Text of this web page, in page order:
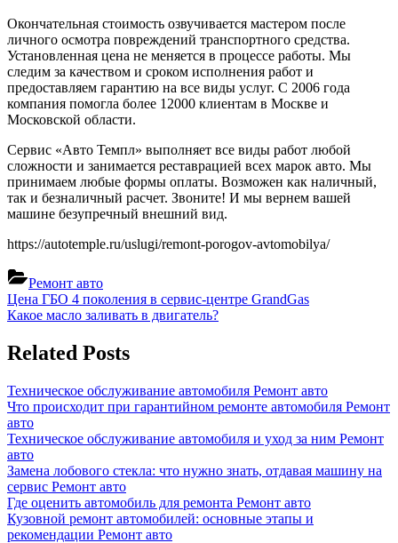
Окончательная стоимость озвучивается мастером после
личного осмотра повреждений транспортного средства.
Установленная цена не меняется в процессе работы. Мы
следим за качеством и сроком исполнения работ и
предоставляем гарантию на все виды услуг. С 2006 года
компания помогла более 12000 клиентам в Москве и
Московской области.
Сервис «Авто Темпл» выполняет все виды работ любой
сложности и занимается реставрацией всех марок авто. Мы
принимаем любые формы оплаты. Возможен как наличный,
так и безналичный расчет. Звоните! И мы вернем вашей
машине безупречный внешний вид.
https://autotemple.ru/uslugi/remont-porogov-avtomobilya/
Ремонт авто
Навигация
по
записям
Previous
Post:
Цена ГБО 4 поколения в сервис-центре GrandGas
Next
Какое масло заливать в двигатель?
Related Posts
Техническое обслуживание автомобиля Ремонт авто
Что происходит при гарантийном ремонте автомобиля Ремонт
авто
Техническое обслуживание автомобиля и уход за ним Ремонт
авто
Замена лобового стекла: что нужно знать, отдавая машину на
сервис Ремонт авто
Где оценить автомобиль для ремонта Ремонт авто
Кузовной ремонт автомобилей: основные этапы и
рекомендации Ремонт авто